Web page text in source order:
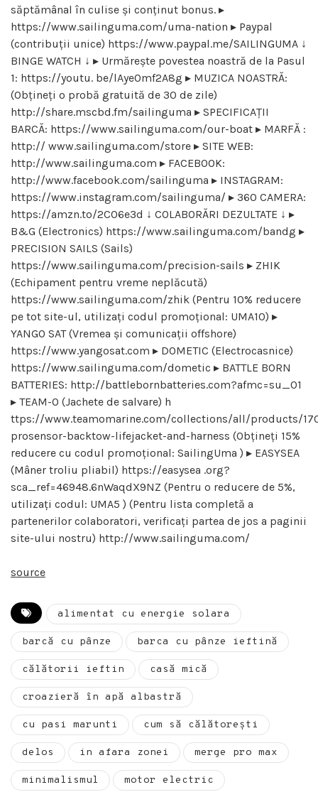
săptămânal în culise și conținut bonus. ▸
https://www.sailinguma.com/uma-nation ▸ Paypal
(contribuții unice) https://www.paypal.me/SAILINGUMA ↓
BINGE WATCH ↓ ▸ Urmărește povestea noastră de la Pasul
1: https://youtu. be/lAye0mf2A8g ▸ MUZICA NOASTRĂ:
(Obțineți o probă gratuită de 30 de zile)
http://share.mscbd.fm/sailinguma ▸ SPECIFICAȚII
BARCĂ: https://www.sailinguma.com/our-boat ▸ MARFĂ :
http:// www.sailinguma.com/store ▸ SITE WEB:
http://www.sailinguma.com ▸ FACEBOOK:
http://www.facebook.com/sailinguma ▸ INSTAGRAM:
https://www.instagram.com/sailinguma/ ▸ 360 CAMERA:
https://amzn.to/2CO6e3d ↓ COLABORĂRI DEZULTATE ↓ ▸
B&G (Electronics) https://www.sailinguma.com/bandg ▸
PRECISION SAILS (Sails)
https://www.sailinguma.com/precision-sails ▸ ZHIK
(Echipament pentru vreme neplăcută)
https://www.sailinguma.com/zhik (Pentru 10% reducere
pe tot site-ul, utilizați codul promoțional: UMA10) ▸
YANGO SAT (Vremea și comunicații offshore)
https://www.yangosat.com ▸ DOMETIC (Electrocasnice)
https://www.sailinguma.com/dometic ▸ BATTLE BORN
BATTERIES: http://battlebornbatteries.com?afmc=su_01
▸ TEAM-O (Jachete de salvare) h
ttps://www.teamomarine.com/collections/all/products/
prosensor-backtow-lifejacket-and-harness (Obțineți 15%
reducere cu codul promoțional: SailingUma ) ▸ EASYSEA
(Mâner troliu pliabil) https://easysea .org?
sca_ref=46948.6nWaqdX9NZ (Pentru o reducere de 5%,
utilizați codul: UMA5 ) (Pentru lista completă a
partenerilor colaboratori, verificați partea de jos a paginii
site-ului nostru) http://www.sailinguma.com/
source
alimentat cu energie solara
barcă cu pânze barca cu pânze ieftină
călătorii ieftin casă mică
croazieră în apă albastră
cu pasi marunti cum să călătorești
delos in afara zonei merge pro max
minimalismul motor electric